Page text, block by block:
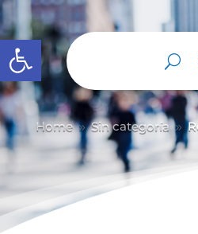
Abrir barra de herramientas
Home 9 Sin categoría 9